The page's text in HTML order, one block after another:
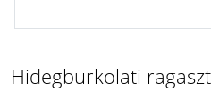
Hidegburkolati